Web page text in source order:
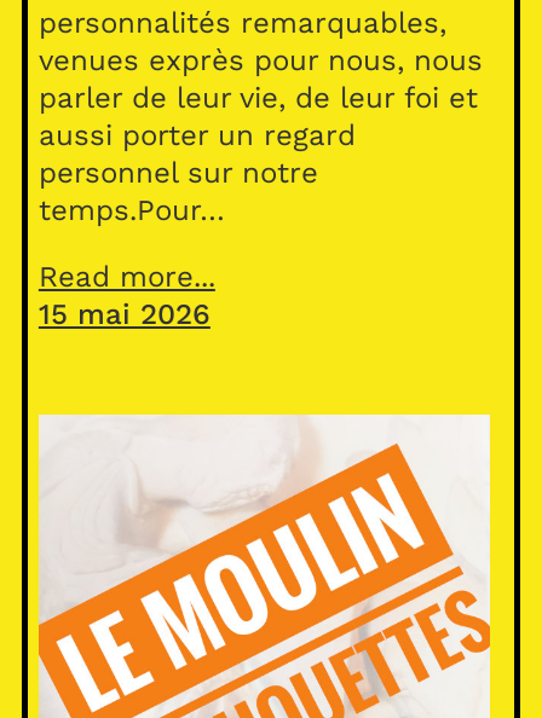
personnalités remarquables,
venues exprès pour nous, nous
parler de leur vie, de leur foi et
aussi porter un regard
personnel sur notre
temps.Pour…
Read more...
15 mai 2026